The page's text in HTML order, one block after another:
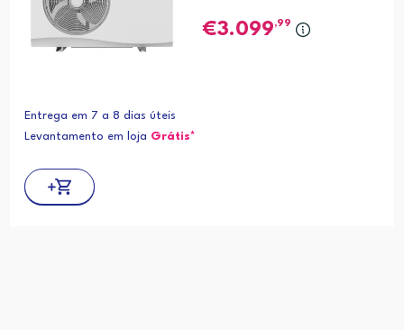
3.099,99
Entrega em 7 a 8 dias úteis
Levantamento em loja Grátis*